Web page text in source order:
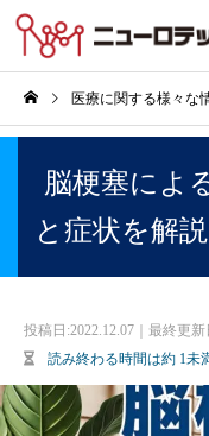
医療に関する様々な
脳梗塞によ
と症状を解説
投稿日:2022.12.07｜最終更新
読み終わる時間は約 1未